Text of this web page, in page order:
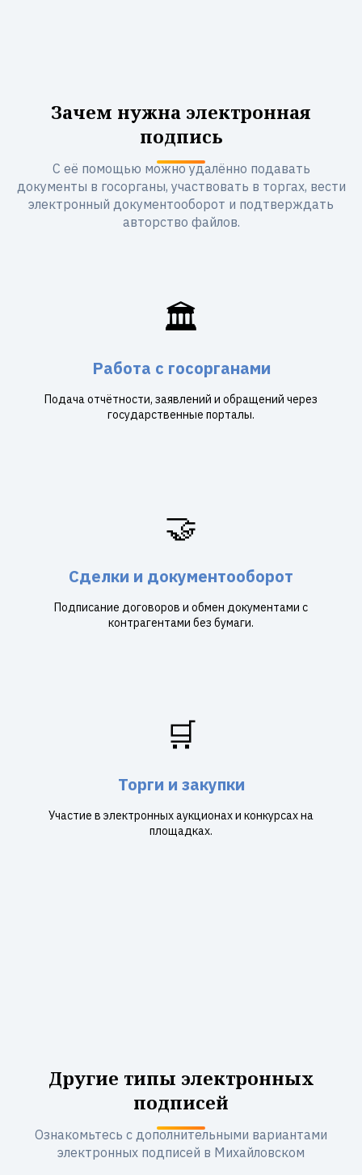
Зачем нужна электронная
подпись
С её помощью можно удалённо подавать
документы в госорганы, участвовать в торгах, вести
электронный документооборот и подтверждать
авторство файлов.
🏛️
Работа с госорганами
Подача отчётности, заявлений и обращений через
государственные порталы.
🤝
Сделки и документооборот
Подписание договоров и обмен документами с
контрагентами без бумаги.
🛒
Торги и закупки
Участие в электронных аукционах и конкурсах на
площадках.
Другие типы электронных
подписей
Ознакомьтесь с дополнительными вариантами
электронных подписей в Михайловском